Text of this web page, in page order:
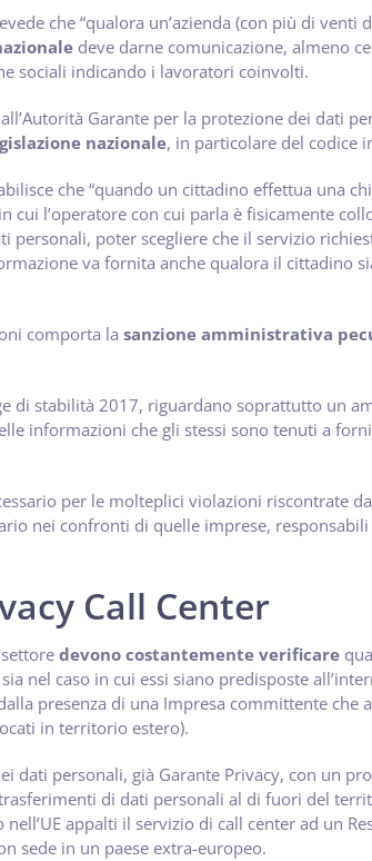
che “qualora un’azienda (con più di venti
deve darne comunicazione, almeno
sociali indicando i lavoratori coinvolti.
Garante per la protezione dei dati
nazionale, in particolare del codice
che “quando un cittadino effettua una
cui l’operatore con cui parla è fisicamente
personali, poter scegliere che il servizio
va fornita anche qualora il cittadino
comporta la sanzione amministrativa
di stabilità 2017, riguardano soprattutto un
informazioni che gli stessi sono tenuti a
per le molteplici violazioni riscontrate
nei confronti di quelle imprese,
Call Center
devono costantemente verificare
nel caso in cui essi siano predisposte
presenza di una Impresa committente che
in territorio estero).
dati personali, già Garante Privacy, con un
di dati personali al di fuori del
appalti il servizio di call center ad un
sede in un paese extra-europeo.